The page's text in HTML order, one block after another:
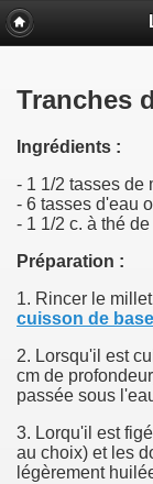
Tranches
Ingrédients :
- 1 1/2 tasses de
- 6 tasses d'eau
- 1 1/2 c. à thé de
Préparation :
1. Rincer le
cuisson de base
2. Lorsqu'il est
cm de
passée sous
3. Lorqu'il est
au choix) et les
légèrement